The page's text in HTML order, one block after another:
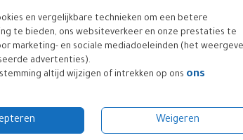
en vergelijkbare technieken om een betere
te bieden, ons websiteverkeer en onze prestaties te
marketing- en sociale mediadoeleinden (het
advertenties).
altijd wijzigen of intrekken op ons ons
Weigeren